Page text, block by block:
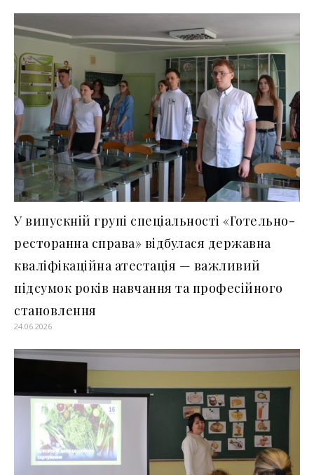
У випускній групі спеціальності «Готельно-
ресторанна справа» відбулася державна
кваліфікаційна атестація — важливий
підсумок років навчання та професійного
становлення
24.06.2026